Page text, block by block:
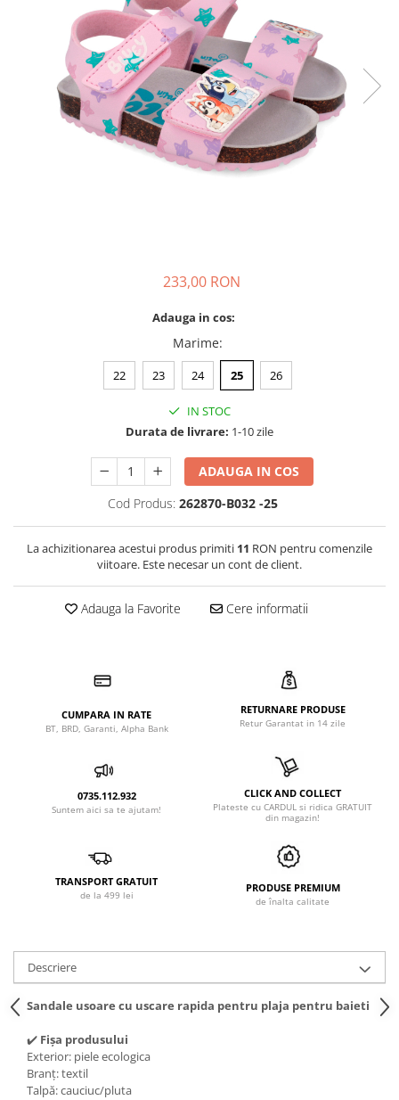
School Colection
233,00 RON
Adauga in cos:
Marime:
22 23 24 25 26
IN STOC
Durata de livrare: 1-10 zile
ADAUGA IN COS
Cod Produs: 262870-B032 -25
La achizitionarea acestui produs primiti 11 RON pentru comenzile
viitoare. Este necesar un cont de client.
Adauga la Favorite Cere informatii
CUMPARA IN RATE
BT, BRD, Garanti, Alpha Bank
RETURNARE PRODUSE
Retur Garantat in 14 zile
0735.112.932
Suntem aici sa te ajutam!
CLICK AND COLLECT
Plateste cu CARDUL si ridica GRATUIT
din magazin!
TRANSPORT GRATUIT
de la 499 lei
PRODUSE PREMIUM
de înalta calitate
Descriere
Sandale usoare cu uscare rapida pentru plaja pentru baieti
✔️ Fișa produsului
Exterior: piele ecologica
Branț:textil
Talpă: cauciuc/pluta